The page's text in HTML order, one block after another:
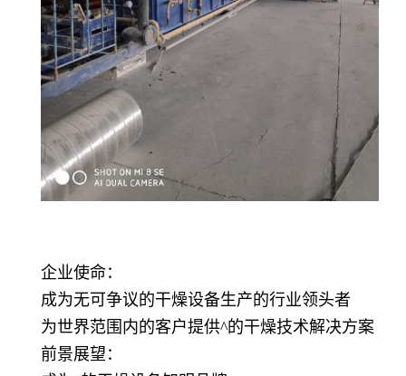
企业使命：
成为无可争议的干燥设备生产的行业领头者
为世界范围内的客户提供^的干燥技术解决方案
前景展望：